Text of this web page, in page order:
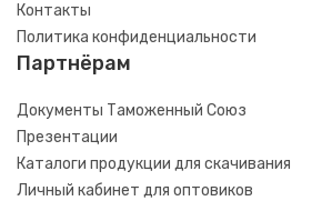
Контакты
Политика конфиденциальности
Партнёрам
Документы Таможенный Союз
Презентации
Каталоги продукции для скачивания
Личный кабинет для оптовиков